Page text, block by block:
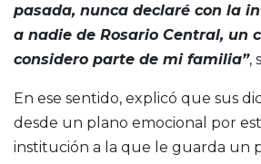
pasada, nunca declaré con la
a nadie de Rosario Central, un
considero parte de mi familia”,
En ese sentido, explicó que sus
desde un plano emocional por
institución a la que le guarda un